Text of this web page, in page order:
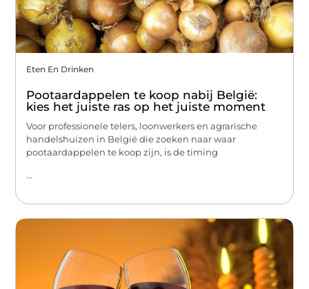
Eten En Drinken
Pootaardappelen te koop nabij België:
kies het juiste ras op het juiste moment
Voor professionele telers, loonwerkers en agrarische
handelshuizen in België die zoeken naar waar
pootaardappelen te koop zijn, is de timing
...